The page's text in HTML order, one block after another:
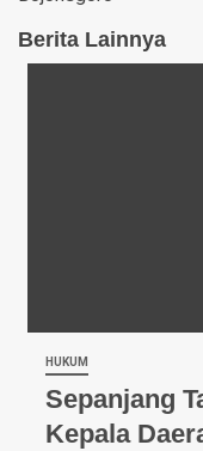
Berita Lainnya
HUKUM
Sepanjang
Kepala